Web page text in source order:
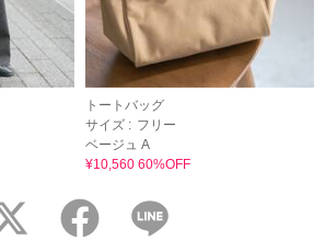
トートバッグ
サイズ : フリー
ベージュ A
¥10,560 60%OFF
twitter facebook